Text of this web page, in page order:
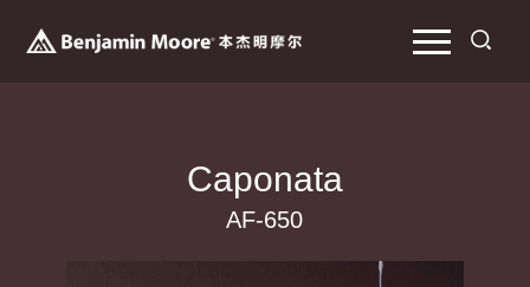
Caponata
AF-650